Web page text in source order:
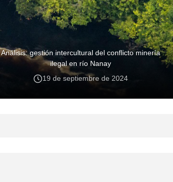
Análisis: gestión intercultural del conflicto minería
ilegal en río Nanay
19 de septiembre de 2024